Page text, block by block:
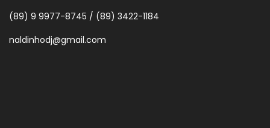
(89) 9 9977-8745 / (89) 3422-1184
naldinhodj@gmail.com